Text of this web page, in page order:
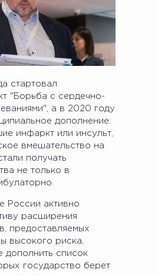
стартовал
"Борьба с сердечно-
а в 2020 году
дополнение:
инфаркт или инсульт,
вмешательство на
получать
не только в
России активно
расширения
предоставляемых
высокого риска,
дополнить список
государство берет